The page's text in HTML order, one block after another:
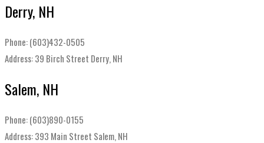
Derry, NH
Phone: (603)432-0505
Address: 39 Birch Street Derry, NH
Salem, NH
Phone: (603)890-0155
Address: 393 Main Street Salem, NH